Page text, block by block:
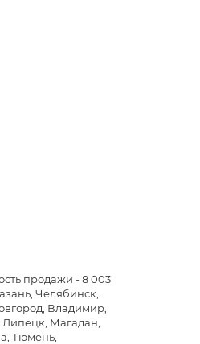
продажи - 8 003
Челябинск,
Владимир,
Магадан,
Тюмень,